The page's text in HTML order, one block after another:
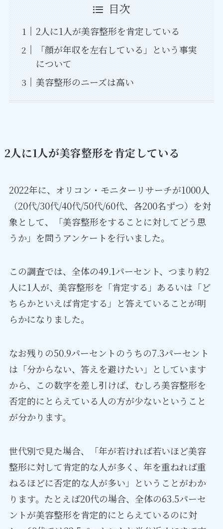
目次
2人に1人が美容整形を肯定している
「顔が年収を左右している」という事実
について
美容整形のニーズは高い
2人に1人が美容整形を肯定している
2022年に、オリコン・モニターリサーチが1000人
（20代/30代/40代/50代/60代、各200名ずつ）を対
象として、「美容整形をすることに対してどう思
うか」を問うアンケートを行いました。
この調査では、全体の49.1パーセント、つまり約2
人に1人が、美容整形を「肯定する」あるいは「ど
ちらかといえば肯定する」と答えていることが明
らかになりました。
なお残りの50.9パーセントのうちの7.3パーセント
は「分からない、答えを避けたい」としています
から、この数字を差し引けば、むしろ美容整形を
否定的にとらえている人の方が少ないということ
が分かります。
世代別で見た場合、「年が若ければ若いほど美容
整形に対して肯定的な人が多く、年を重ねれば重
ねるほどに否定的な人が多い」ということがわか
ります。たとえば20代の場合、全体の63.5パーセ
ントが美容整形を肯定的にとらえているのに対